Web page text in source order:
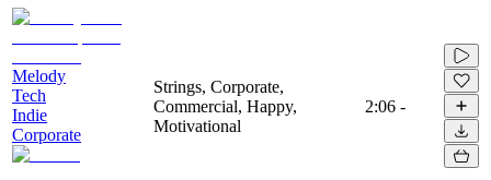
Melody
Tech
Indie
Corporate
Strings, Corporate,
Commercial, Happy,
Motivational
2:06 -